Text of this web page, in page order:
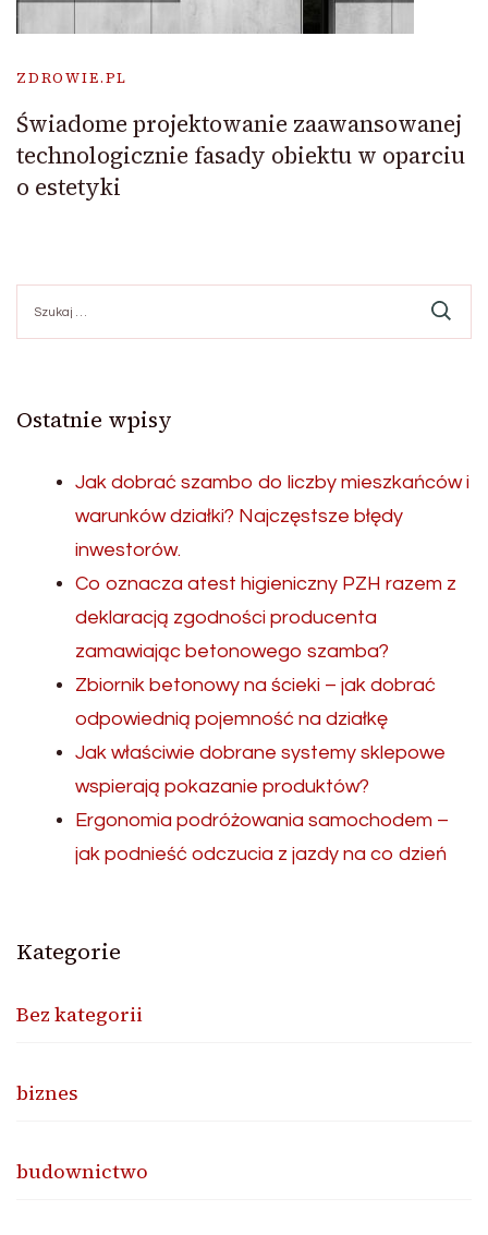
ZDROWIE.PL
Świadome projektowanie zaawansowanej
technologicznie fasady obiektu w oparciu
o estetyki
Ostatnie wpisy
Jak dobrać szambo do liczby mieszkańców i
warunków działki? Najczęstsze błędy
inwestorów.
Co oznacza atest higieniczny PZH razem z
deklaracją zgodności producenta
zamawiając betonowego szamba?
Zbiornik betonowy na ścieki – jak dobrać
odpowiednią pojemność na działkę
Jak właściwie dobrane systemy sklepowe
wspierają pokazanie produktów?
Ergonomia podróżowania samochodem –
jak podnieść odczucia z jazdy na co dzień
Kategorie
Bez kategorii
biznes
budownictwo